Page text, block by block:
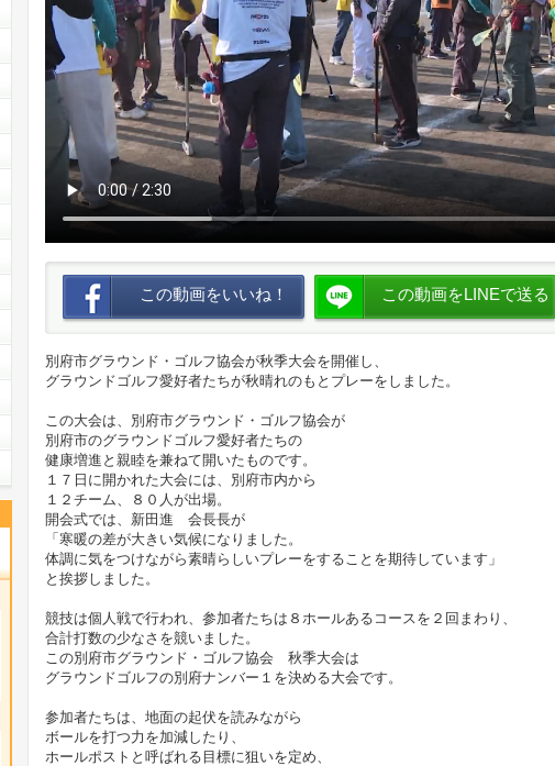
この動画をいいね！ この動画をLINEで送る
別府市グラウンド・ゴルフ協会が秋季大会を開催し、
グラウンドゴルフ愛好者たちが秋晴れのもとプレーをしました。
この大会は、別府市グラウンド・ゴルフ協会が
別府市のグラウンドゴルフ愛好者たちの
健康増進と親睦を兼ねて開いたものです。
１７日に開かれた大会には、別府市内から
１２チーム、８０人が出場。
開会式では、新田進 会長長が
「寒暖の差が大きい気候になりました。
体調に気をつけながら素晴らしいプレーをすることを期待しています」
と挨拶しました。
競技は個人戦で行われ、参加者たちは８ホールあるコースを２回まわり、
合計打数の少なさを競いました。
この別府市グラウンド・ゴルフ協会 秋季大会は
グラウンドゴルフの別府ナンバー１を決める大会です。
参加者たちは、地面の起伏を読みながら
ボールを打つ力を加減したり、
ホールポストと呼ばれる目標に狙いを定め、